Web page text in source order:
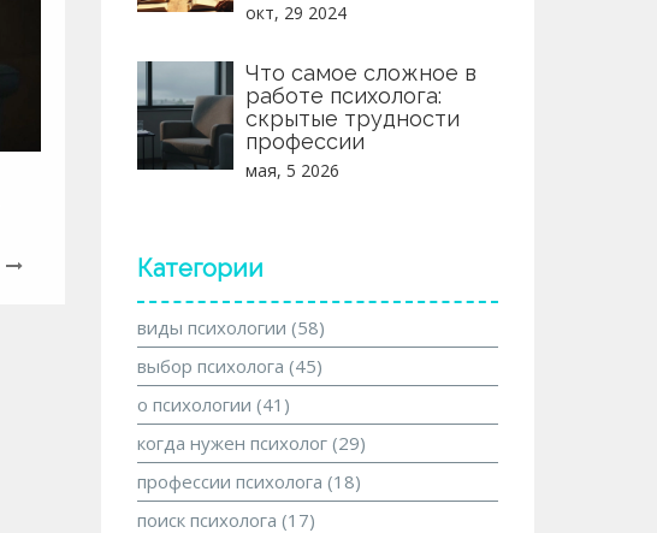
окт, 29 2024
Что самое сложное в
работе психолога:
скрытые трудности
профессии
мая, 5 2026
Категории
виды психологии (58)
выбор психолога (45)
о психологии (41)
когда нужен психолог (29)
профессии психолога (18)
поиск психолога (17)